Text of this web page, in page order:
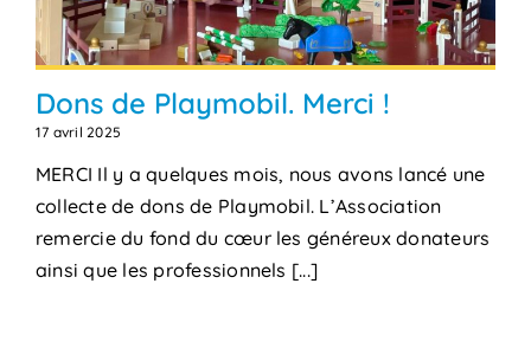
Dons de Playmobil. Merci !
17 avril 2025
MERCI Il y a quelques mois, nous avons lancé une
collecte de dons de Playmobil. L’Association
remercie du fond du cœur les généreux donateurs
ainsi que les professionnels [...]